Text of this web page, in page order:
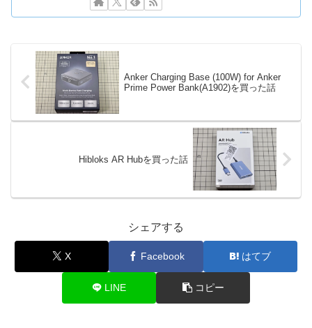
Anker Charging Base (100W) for Anker
Prime Power Bank(A1902)を買った話
Hibloks AR Hubを買った話
シェアする
X Facebook はてブ
LINE コピー